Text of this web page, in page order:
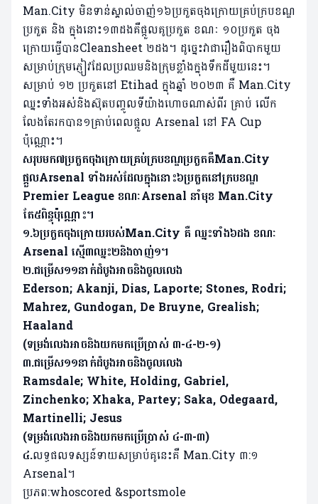
Man.City មិនទាន់ស្គាល់ចាញ់១៦ប្រកួតចុងក្រោយគ្រប់ក្របខណ្ឌ
ប្រកួត និង ក្នុងនោះ១៣ដងគឺផ្តួលគូប្រកួត ខណៈ ១០ប្រកួត ចុង
ក្រោយធ្វើបានCleansheet ២ដង។ ដូច្នេះវាជារឿងពិបាកមួយ
សម្រាប់ក្រុម​ភ្ញៀវដែលប្រឈមនិងក្រុមខ្លាំងក្នុងទឹកដីមួយនេះ។
សម្រាប់ ១២ ប្រកួតនៅ Etihad ក្នុងឆ្នាំ ២០២៣ គឺ Man.City
ឈ្នះទាំងអស់និងស៊ុតបញ្ចូលទីយ៉ាងហោច​ណាស់ពីរ គ្រាប់ លើក
លែងតែរកបាន១គ្រាប់ពេលផ្តួល Arsenal នៅ FA Cup
ប៉ុណ្ណោះ។
សរុបមក៧ប្រកួតចុងក្រោយគ្រប់ក្របខណ្ឌប្រកួតគឺMan.City
ផ្តួលArsenal ទាំងអស់ដែលក្នុងនោះ៦ប្រកួតនៅ​ក្របខណ្ឌ
Premier League ខណៈArsenal នាំមុខ Man.City
តែ៥ពិន្ទុប៉ុណ្ណោះ។
១.៦ប្រកួតចុងក្រោយរបស់Man.City គឺ ឈ្នះទាំង៦ដង ខណៈ
Arsenal ស្មើ៣ឈ្នះ២​និងចាញ់១។
២.ជម្រើស១១នាក់ដំបូងអាចនិងចូលលេង
Ederson; Akanji, Dias, Laporte; Stones, Rodri;
Mahrez, Gundogan, De Bruyne, Grealish;
Haaland
(ទម្រង់លេងអាចនិងយកមកប្រើប្រាស់ ៣-៤-២-១)
៣.ជម្រើស១១នាក់ដំបូងអាចនិងចូលលេង
Ramsdale; White, Holding, Gabriel,
Zinchenko; Xhaka, Partey; Saka, Odegaard,
Martinelli; Jesus
(ទម្រង់លេងអាចនិងយកមកប្រើប្រាស់ ៤-៣-៣)
៤.លទ្ធផលទស្សន៍ទាយសម្រាប់គូនេះគឺ Man.City ៣:១
Arsenal។
ប្រភព:whoscored &sportsmole